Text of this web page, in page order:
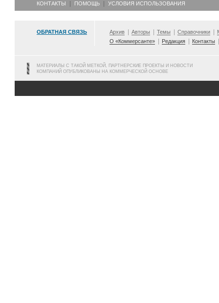
КОНТАКТЫ ПОМОЩЬ УСЛОВИЯ ИСПОЛЬЗОВАНИЯ
ОБРАТНАЯ СВЯЗЬ Архив Авторы Темы Справочники
О «Коммерсанте»
Редакция Контакты
МАТЕРИАЛЫ С ТАКОЙ МЕТКОЙ, ПАРТНЕРСКИЕ ПРОЕКТЫ И НОВОСТИ
КОМПАНИЙ ОПУБЛИКОВАНЫ НА КОММЕРЧЕСКОЙ ОСНОВЕ